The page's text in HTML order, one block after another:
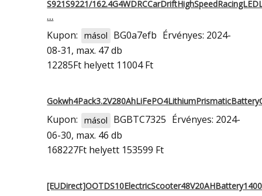
S921S9221/
…
Kupon: másol BG0a7efb Érvényes: 2024-
08-31, max. 47 db
12285Ft helyett 11004 Ft
Kupon: másol BGBTC7325 Érvényes: 2024-
06-30, max. 46 db
168227Ft helyett 153599 Ft